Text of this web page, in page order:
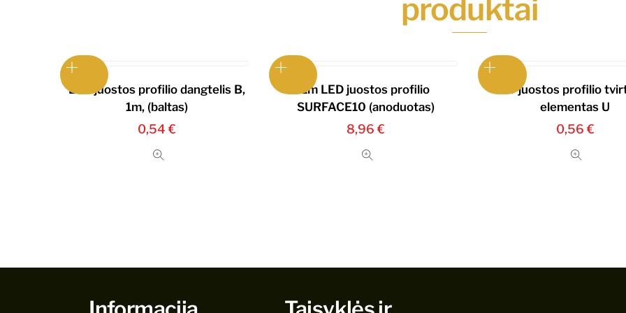
produktai
LED juostos profilio dangtelis B,
1m, (baltas)
0,54€
1m LED juostos profilio
SURFACE10 (anoduotas)
8,96€
LED juostos profilio
elementas U
0,56 €